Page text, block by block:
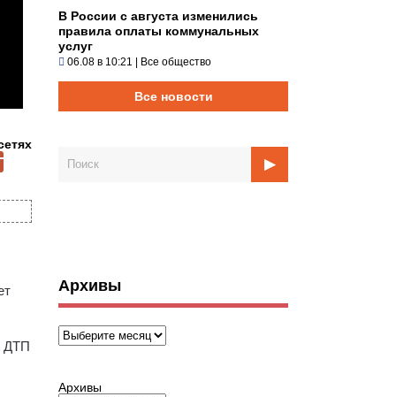
ДТП
В России с августа изменились
правила оплаты коммунальных
услуг
06.08 в 10:21 | Все общество
Все новости
Архивы
Архивы
Архивы